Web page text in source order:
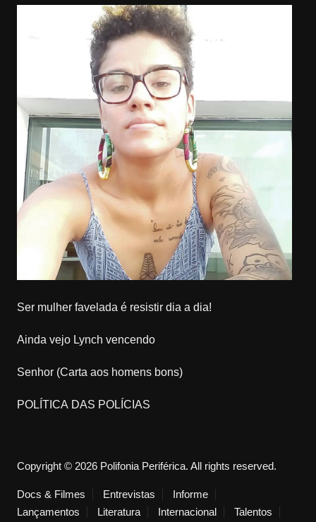
Ser mulher favelada é resistir dia a dia!
Ainda vejo Lynch vencendo
Senhor (Carta aos homens bons)
POLÍTICA DAS POLÍCIAS
Copyright © 2026 Polifonia Periférica. All rights reserved.
Docs & Filmes Entrevistas
Informe
Lançamentos
Literatura Internacional Talentos